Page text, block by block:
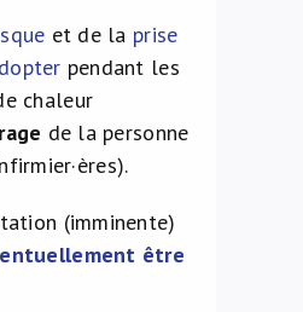
et de la prise
pendant les
chaleur
de la personne
(imminente)
être